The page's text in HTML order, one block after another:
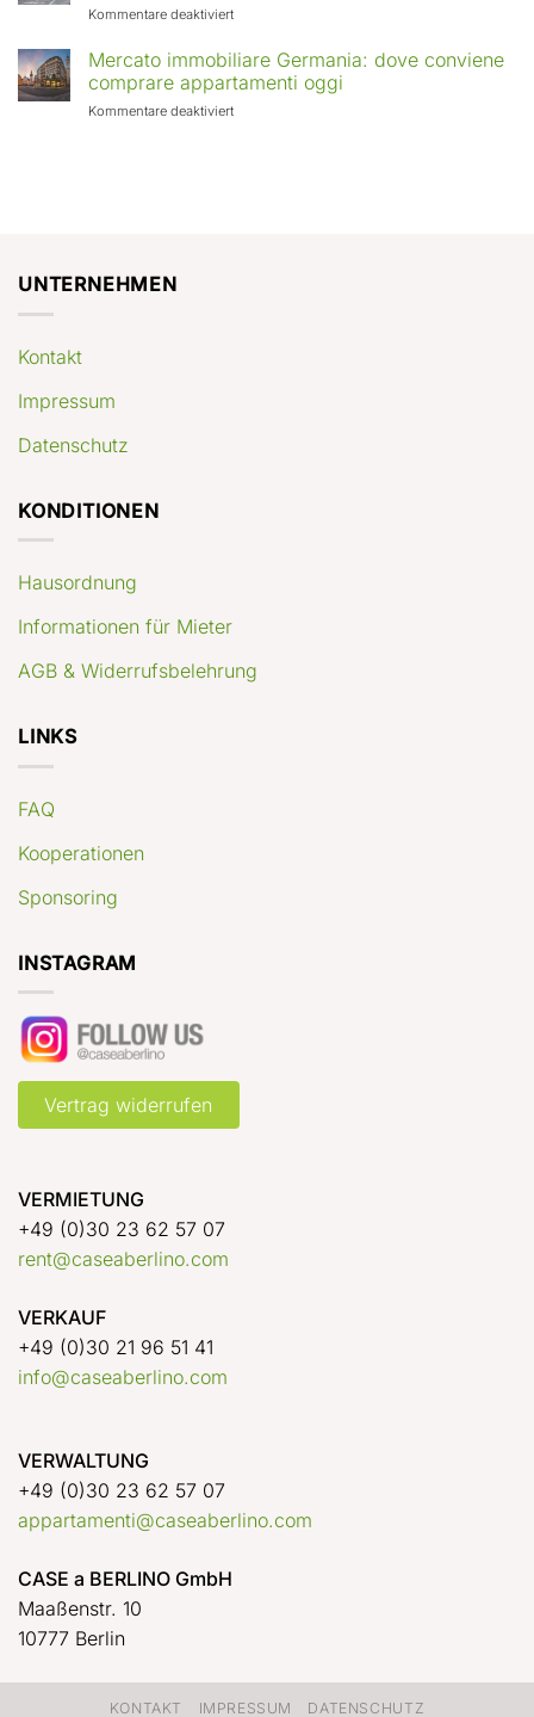
Europa:
in
crescita
rendimenti
Kommentare deaktiviertfür
casa
a
Berlino
con
Mercato immobiliare Germania: dove conviene
comprare appartamenti oggi
Kommentare deaktiviertfür
UNTERNEHMEN
Kontakt
Impressum
Datenschutz
KONDITIONEN
Hausordnung
Informationen für Mieter
AGB & Widerrufsbelehrung
LINKS
FAQ
Kooperationen
Sponsoring
INSTAGRAM
Vertrag widerrufen
VERMIETUNG
+49 (0)30 23 62 57 07
rent@caseaberlino.com
VERKAUF
+49 (0)30 21 96 51 41
info@caseaberlino.com
VERWALTUNG
+49 (0)30 23 62 57 07
appartamenti@caseaberlino.com
CASE a BERLINO GmbH
Maaßenstr. 10
10777 Berlin
KONTAKT IMPRESSUM DATENSCHUTZ